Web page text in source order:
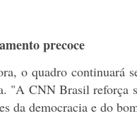
precoce
o quadro continuará
"A CNN Brasil reforça
da democracia e do